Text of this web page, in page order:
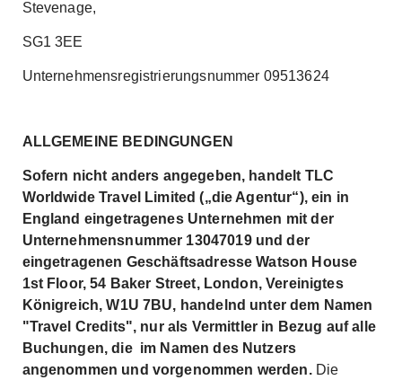
Stevenage,
SG1 3EE
Unternehmensregistrierungsnummer 09513624
ALLGEMEINE BEDINGUNGEN
Sofern nicht anders angegeben, handelt TLC
Worldwide Travel Limited („die Agentur“), ein in
England eingetragenes Unternehmen mit der
Unternehmensnummer 13047019 und der
eingetragenen Geschäftsadresse Watson House
1st Floor, 54 Baker Street, London, Vereinigtes
Königreich, W1U 7BU, handelnd unter dem Namen
"Travel Credits", nur als Vermittler in Bezug auf alle
Buchungen, die im Namen des Nutzers
angenommen und vorgenommen werden. Die